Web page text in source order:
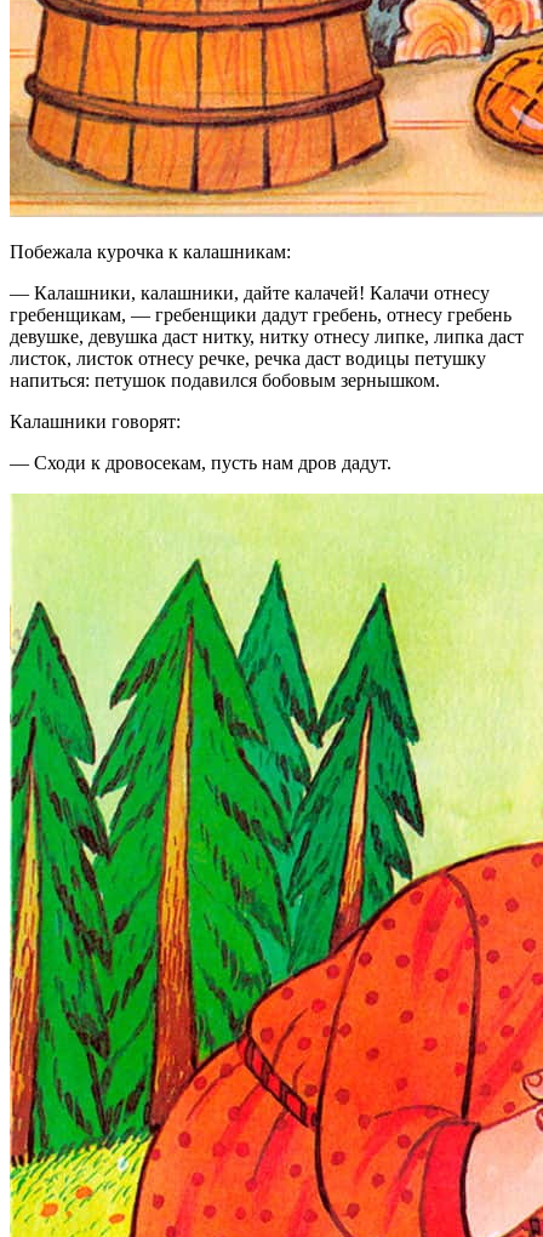
Побежала курочка к калашникам:
— Калашники, калашники, дайте калачей! Калачи отнесу
гребенщикам, — гребенщики дадут гребень, отнесу гребень
девушке, девушка даст нитку, нитку отнесу липке, липка даст
листок, листок отнесу речке, речка даст водицы петушку
напиться: петушок подавился бобовым зернышком.
Калашники говорят:
— Сходи к дровосекам, пусть нам дров дадут.